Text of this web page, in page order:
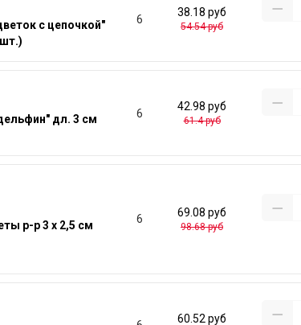
с цепочкой"
6
38.18 руб
54.54 руб
дл. 3 см
6
42.98 руб
61.4 руб
р-р 3 х 2,5 см
6
69.08 руб
98.68 руб
60.52 руб